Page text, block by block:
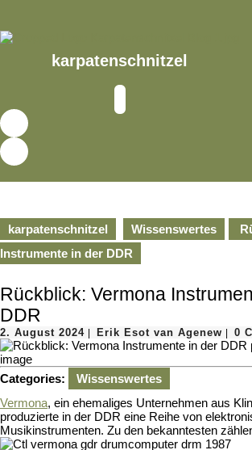
content
karpatenschnitzel
Button
karpatenschnitzel Wissenswertes
Instrumente in der DDR
Rückblick: Vermona
DDR
2. August 20242.
August
Erik Esot van AgenewErik
Esot
0
Categories:
Wissenswertes
Vermona, ein ehemaliges Unternehmen aus
produzierte in der DDR eine Reihe von
Musikinstrumenten. Zu den bekanntesten